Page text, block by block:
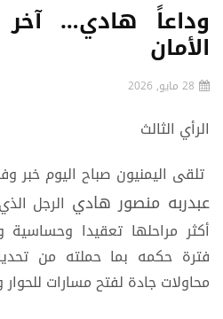
وداعاً هادي… آخر
الأمان
28 مايو, 2026
الرأي الثالث
تلقى اليمنيون صباح اليوم خبر
عبدربه منصور هادي الرجل
أكثر مراحلها تعقيدا وحساسية
فترة حكمه بما حملته من
محاولات جادة لفتح مسارات